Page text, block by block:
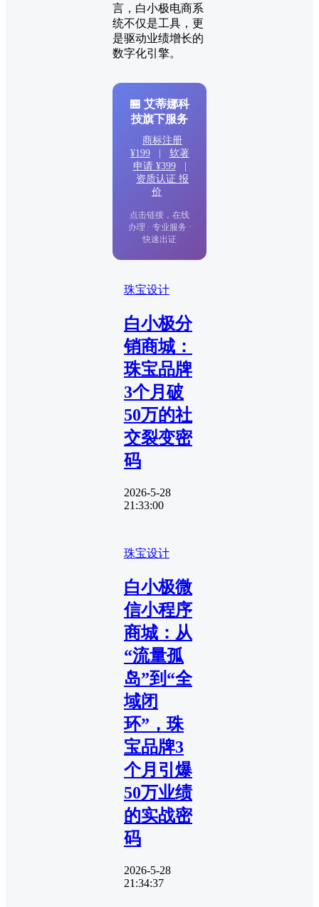
言，白小极电商系
统不仅是工具，更
是驱动业绩增长的
数字化引擎。
🏪 艾蒂娜科
技旗下服务
商标注册
¥199
软著
申请 ¥399
资质认证 报
价
点击链接，在线
办理 · 专业服务 ·
快速出证
珠宝设计
白小极分
销商城：
珠宝品牌
3个月破
50万的社
交裂变密
码
2026-5-28
21:33:00
珠宝设计
白小极微
信小程序
商城：从
“流量孤
岛”到“全
域闭
环”，珠
宝品牌3
个月引爆
50万业绩
的实战密
码
2026-5-28
21:34:37